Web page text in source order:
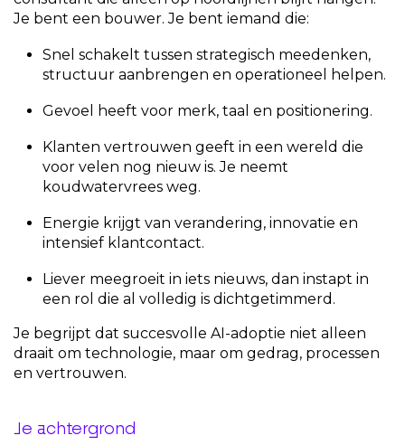
Je bent een bouwer. Je bent iemand die:
Snel schakelt tussen strategisch meedenken,
structuur aanbrengen en operationeel helpen.
Gevoel heeft voor merk, taal en positionering.
Klanten vertrouwen geeft in een wereld die
voor velen nog nieuw is. Je neemt
koudwatervrees weg.
Energie krijgt van verandering, innovatie en
intensief klantcontact.
Liever meegroeit in iets nieuws, dan instapt in
een rol die al volledig is dichtgetimmerd.
Je begrijpt dat succesvolle AI-adoptie niet alleen
draait om technologie, maar om gedrag, processen
en vertrouwen.
Je achtergrond